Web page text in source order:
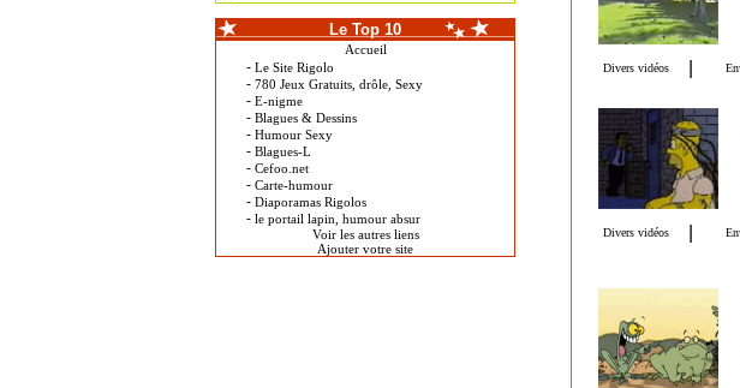
Le Top 10
Accueil
- Le Site Rigolo
- 780 Jeux Gratuits, drôle, Sexy
- E-nigme
- Blagues & Dessins
- Humour Sexy
- Blagues-L
- Cefoo.net
- Carte-humour
- Diaporamas Rigolos
- le portail lapin, humour absur
Voir les autres liens
Ajouter votre site